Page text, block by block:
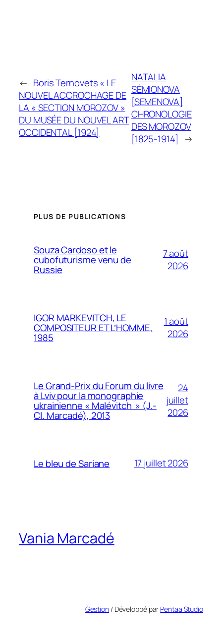
← Boris Ternovets « LE
NOUVEL ACCROCHAGE DE
LA « SECTION MOROZOV »
DU MUSÉE DU NOUVEL ART
OCCIDENTAL [1924]
NATALIA
SÉMIONOVA
[SEMENOVA]
CHRONOLOGIE
DES MOROZOV
[1825-1914] →
PLUS DE PUBLICATIONS
Souza Cardoso et le
cubofuturisme venu de
Russie
7 août
2026
IGOR MARKEVITCH, LE
COMPOSITEUR ET L’HOMME,
1985
1 août
2026
Le Grand-Prix du Forum du livre
à Lviv pour la monographie
ukrainienne « Malévitch » (J.-
Cl. Marcadé), 2013
24
juillet
2026
Le bleu de Sariane 17 juillet 2026
Vania Marcadé
Gestion/ Développé par Pentaa Studio